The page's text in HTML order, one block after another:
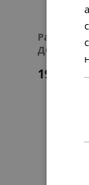
Pandora
ДОБРО
197. лв.